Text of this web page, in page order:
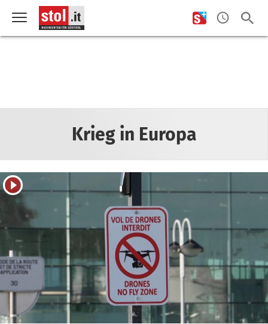
Krieg in Europa